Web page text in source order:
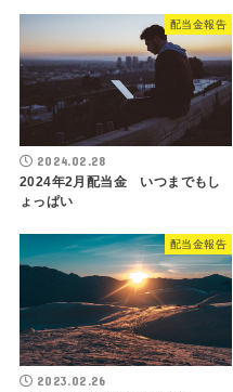
配当金報告
2024.02.28
2024年2月配当金 いつまでもし
ょっぱい
配当金報告
2023.02.26